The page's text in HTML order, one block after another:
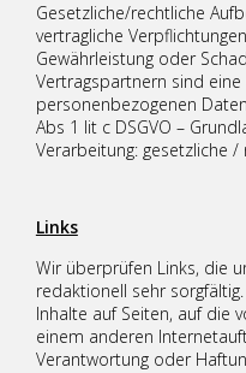
Gesetzliche/rechtliche
vertragliche
Gewährleistung oder
Vertragspartnern sind eine
personenbezogenen
Abs 1 lit c DSGVO –
Verarbeitung: gesetzliche
Links
Wir überprüfen Links, die
redaktionell sehr
Inhalte auf Seiten, auf die
einem anderen
Verantwortung oder